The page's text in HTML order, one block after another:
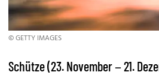
© GETTY IMAGES
Schütze (23. November – 21.